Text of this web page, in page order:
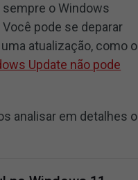
o Windows
pode se deparar
atualização, como o
Update não pode
analisar em detalhes o